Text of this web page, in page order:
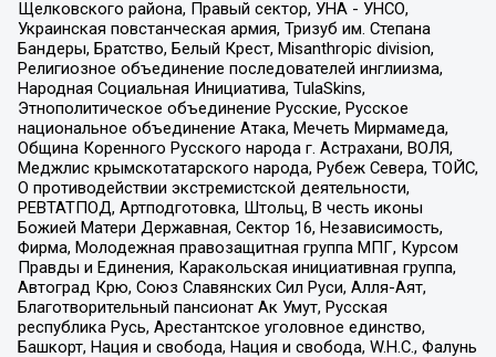
Щелковского района, Правый сектор, УНА - УНСО,
Украинская повстанческая армия, Тризуб им. Степана
Бандеры, Братство, Белый Крест, Misanthropic division,
Религиозное объединение последователей инглиизма,
Народная Социальная Инициатива, TulaSkins,
Этнополитическое объединение Русские, Русское
национальное объединение Атака, Мечеть Мирмамеда,
Община Коренного Русского народа г. Астрахани, ВОЛЯ,
Меджлис крымскотатарского народа, Рубеж Севера, ТОЙС,
О противодействии экстремистской деятельности,
РЕВТАТПОД, Артподготовка, Штольц, В честь иконы
Божией Матери Державная, Сектор 16, Независимость,
Фирма, Молодежная правозащитная группа МПГ, Курсом
Правды и Единения, Каракольская инициативная группа,
Автоград Крю, Союз Славянских Сил Руси, Алля-Аят,
Благотворительный пансионат Ак Умут, Русская
республика Русь, Арестантское уголовное единство,
Башкорт, Нация и свобода, Нация и свобода, W.H.С., Фалунь